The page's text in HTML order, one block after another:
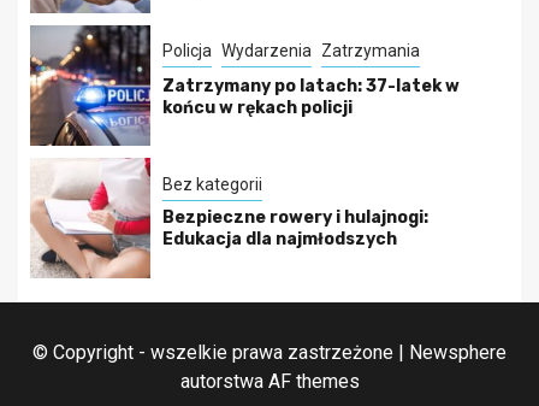
Policja Wydarzenia Zatrzymania
Zatrzymany po latach: 37-latek w
końcu w rękach policji
Bez kategorii
Bezpieczne rowery i hulajnogi:
Edukacja dla najmłodszych
© Copyright - wszelkie prawa zastrzeżone | Newsphere
autorstwa AF themes